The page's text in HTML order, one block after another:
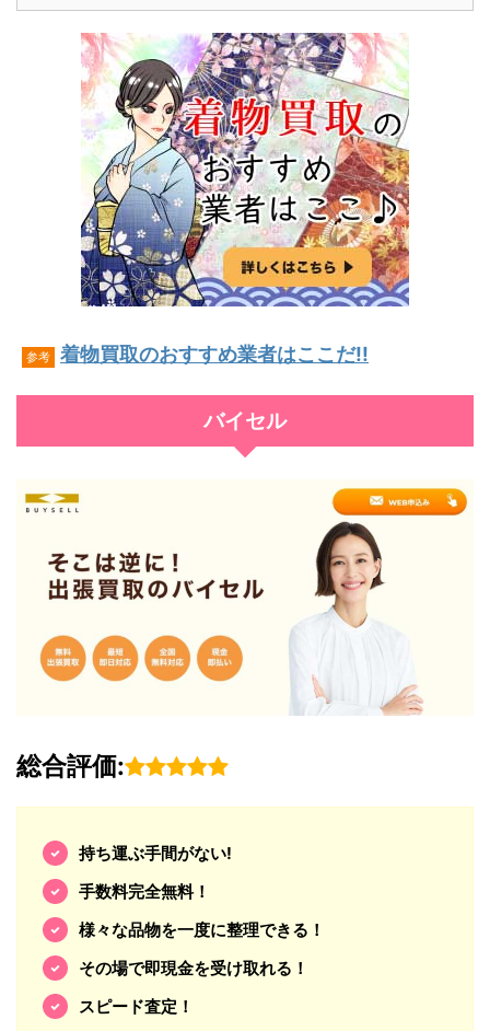
参考 着物買取のおすすめ業者はここだ!!
バイセル
総合評価:
持ち運ぶ手間がない!
手数料完全無料！
様々な品物を一度に整理できる！
その場で即現金を受け取れる！
スピード査定！